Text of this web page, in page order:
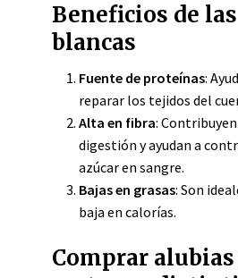
Beneficios de
blancas
Fuente de proteínas:
reparar los tejidos del
Alta en fibra:
digestión y ayudan a
azúcar en sangre.
Bajas en grasas: Son
baja en calorías.
Comprar